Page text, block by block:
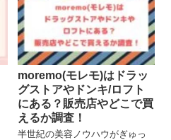
moremo(モレモ)はドラッ
グストアやドンキ/ロフト
にある？販売店やどこで買
えるか調査！
半世紀の美容ノウハウがぎゅっ